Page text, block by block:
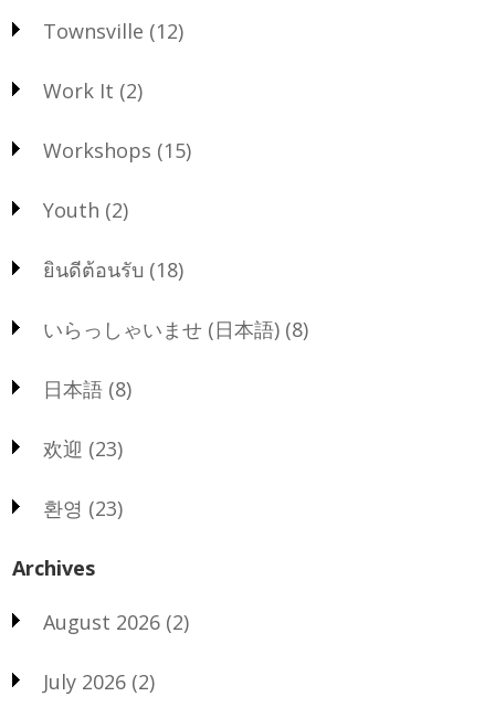
Townsville (12)
Work It (2)
Workshops (15)
Youth (2)
ยินดีต้อนรับ (18)
いらっしゃいませ (日本語) (8)
日本語 (8)
欢迎 (23)
환영 (23)
Archives
August 2026 (2)
July 2026 (2)